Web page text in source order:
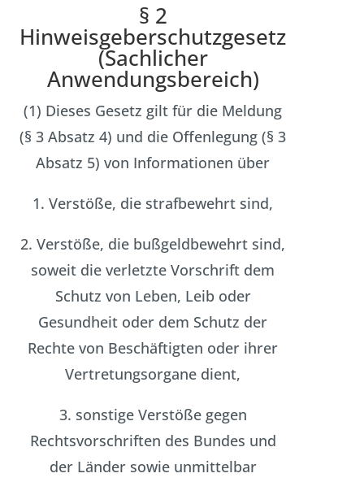
§ 2
Hinweisgeberschutzgesetz
(Sachlicher
Anwendungsbereich)
(1) Dieses Gesetz gilt für die Meldung
(§ 3 Absatz 4) und die Offenlegung (§ 3
Absatz 5) von Informationen über
1. Verstöße, die strafbewehrt sind,
2. Verstöße, die bußgeldbewehrt sind,
soweit die verletzte Vorschrift dem
Schutz von Leben, Leib oder
Gesundheit oder dem Schutz der
Rechte von Beschäftigten oder ihrer
Vertretungsorgane dient,
3. sonstige Verstöße gegen
Rechtsvorschriften des Bundes und
der Länder sowie unmittelbar